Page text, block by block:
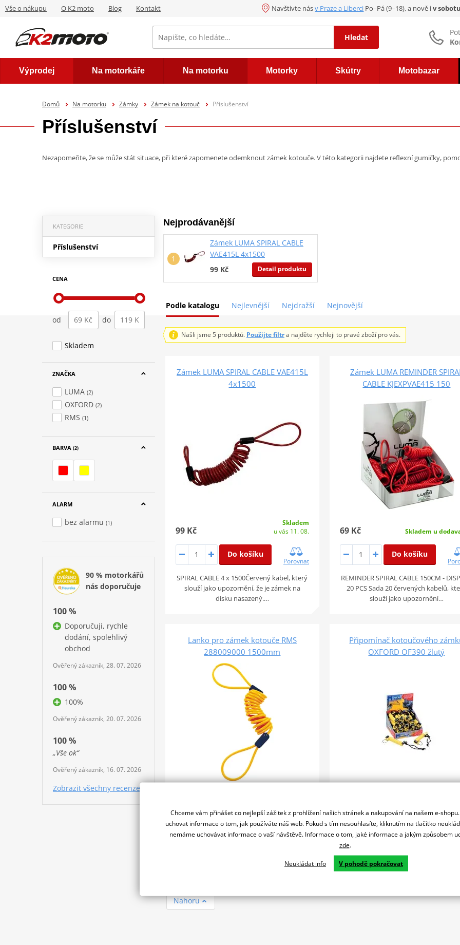
Vše o nákupu O K2 moto Blog Kontakt Navštivte násv Praze a Liberci Po–Pá (9–18), a nově iv
Hledat
Výprodej Na motorkáře Na motorku Motorky Skútry Motobazar
Domů Na motorku Zámky Zámek na kotouč Příslušenství
Příslušenství
Nezapomeňte, že se může stát situace, při které zapomenete odemknout zámek kotouče. V této kategorii najdete reflexní gumičky,
Nejprodávanější
Zámek LUMA SPIRAL CABLE
VAE415L 4x1500
99 Kč
Detail produktu
Podle katalogu Nejlevnější Nejdražší Nejnovější
KATEGORIE
Příslušenství
CENA
od do
Skladem
ZNAČKA
LUMA (2)
OXFORD (2)
RMS (1)
BARVA (2)
ALARM
bez alarmu (1)
90 % motorkářů
nás doporučuje
100 %
Doporučuji, rychle
dodání, spolehlivý
obchod
Ověřený zákazník, 28. 07. 2026
100 %
100%
Ověřený zákazník, 20. 07. 2026
100 %
„Vše ok“
Ověřený zákazník, 16. 07. 2026
Zobrazit všechny recenze
Našli jsme 5 produktů. Použijte filtra najděte rychleji to pravé zboží pro vás.
Zámek LUMA SPIRAL CABLE VAE415L
4x1500
99 Kč
Skladem
u vás 11. 08.
Do košíku
Porovnat
SPIRAL CABLE 4 x 1500Červený kabel, který
slouží jako upozornění, že je zámek na
disku nasazený.…
Zámek LUMA REMINDER
CABLE KJEXPVAE415 150
69 Kč Skladem u
Do košíku
REMINDER SPIRAL CABLE 150CM -
20 PCS Sada 20 červených kabelů,
slouží jako upozornění…
Lanko pro zámek kotouče RMS
288009000 1500mm
Do košíku
Připomínač kotoučového
OXFORD OF390 žlutý
Do košíku
Připomínač zámku na kotouč
OF390. Jeden konec připevníte na
nebo kotoučový zámek a…
Nahoru
Chceme vám přinášet co nejlepší zážitek z prohlížení našich stránek a nakupování na našem e-
uchovat informace o tom, jak používáte náš web. Pokud s tím nesouhlasíte, kliknutím na tlačítko
nemáme uchovávat informace o vaší návštěvě. Informace o tom, jaké informace a jakým způsobem
zde.
Neukládat info V pohodě pokračovat